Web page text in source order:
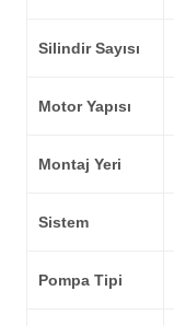
Silindir Sayısı
Motor Yapısı
Montaj Yeri
Sistem
Pompa Tipi